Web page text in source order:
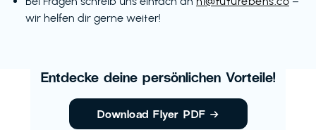
wir helfen dir gerne weiter!
Entdecke deine persönlichen Vorteile!
Download Flyer PDF →